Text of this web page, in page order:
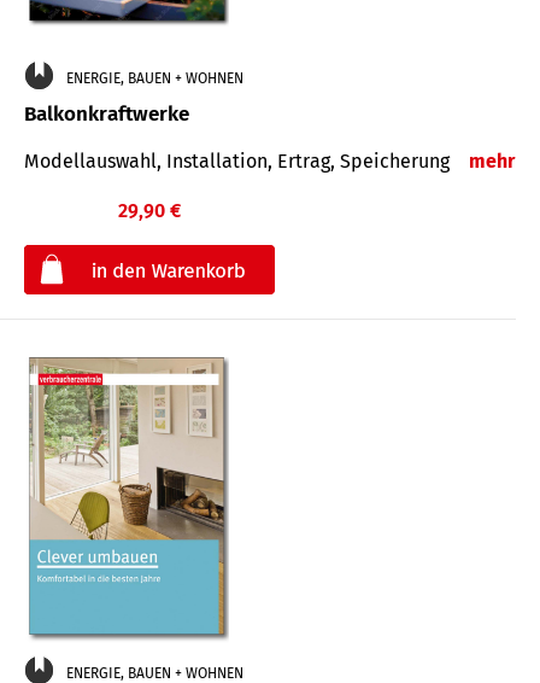
ENERGIE, BAUEN + WOHNEN
Balkonkraftwerke
Modellauswahl, Installation, Ertrag, Speicherung mehr
29,90 €
ENERGIE, BAUEN + WOHNEN